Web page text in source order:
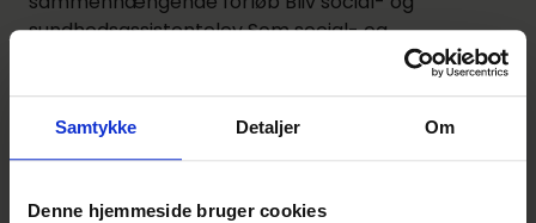
Samtykke Detaljer Om
Denne hjemmeside bruger cookies
sundhedsassistentelev Som social- og
sundhedsassistentelev vil du få en meningsfuld
dage aldrig er ens. Du vil arbejde med professionel